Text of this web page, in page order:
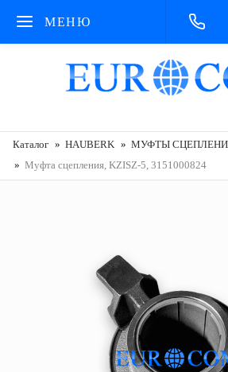
МЕНЮ
Каталог HAUBERK
МУФТЫ
Муфта сцепления, KZISZ-5, 3151000824